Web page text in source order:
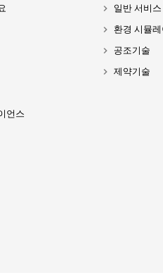
언스
일반 서비스
환경 시뮬
공조기술
제약기술